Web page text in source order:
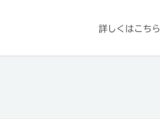
詳しくはこちら